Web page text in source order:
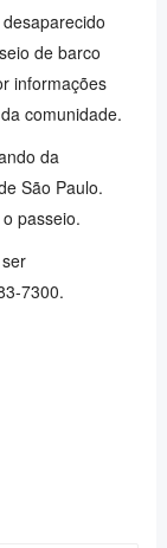
de barco
informações
comunidade.
da
São Paulo.
passeio.
7300.